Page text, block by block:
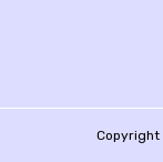
Copyright